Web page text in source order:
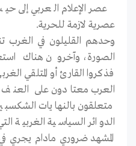
عصر الإعلام العربي إلى
عصرية لازمة للحرية.
وحدهم القليلون في الغرب
الصورة، وآخرون هناك
فذكروا القارئ أو المتلقي
العرب معتادون على العنف
متعلقون بالنهايات
الدوائر السياسية الغربية
المشهد ضروري مادام يجري